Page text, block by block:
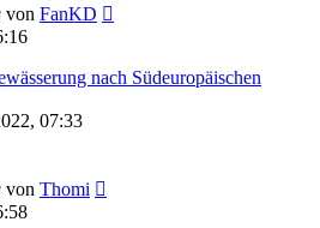
von FanKD
nach Südeuropäischen
07:33
von Thomi